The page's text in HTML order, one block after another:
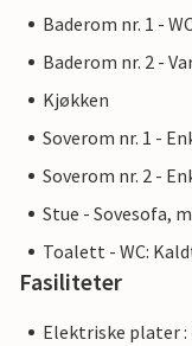
Baderom nr. 1 -
Baderom nr. 2 -
Kjøkken
Soverom nr. 1 -
Soverom nr. 2 -
Stue - Sovesofa,
Toalett - WC:
Fasiliteter
Elektriske plater